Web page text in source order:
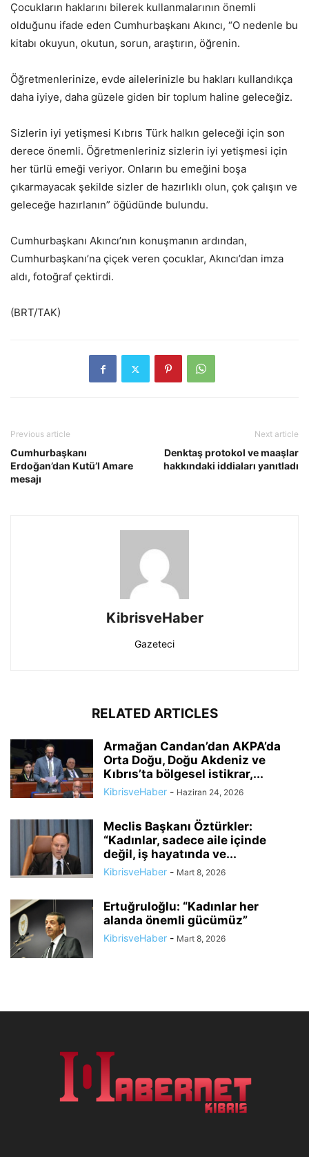
Çocukların haklarını bilerek kullanmalarının önemli
olduğunu ifade eden Cumhurbaşkanı Akıncı, “O nedenle bu
kitabı okuyun, okutun, sorun, araştırın, öğrenin.
Öğretmenlerinize, evde ailelerinizle bu hakları kullandıkça
daha iyiye, daha güzele giden bir toplum haline geleceğiz.
Sizlerin iyi yetişmesi Kıbrıs Türk halkın geleceği için son
derece önemli. Öğretmenleriniz sizlerin iyi yetişmesi için
her türlü emeği veriyor. Onların bu emeğini boşa
çıkarmayacak şekilde sizler de hazırlıklı olun, çok çalışın ve
geleceğe hazırlanın” öğüdünde bulundu.
Cumhurbaşkanı Akıncı’nın konuşmanın ardından,
Cumhurbaşkanı’na çiçek veren çocuklar, Akıncı’dan imza
aldı, fotoğraf çektirdi.
(BRT/TAK)
Previous article
Cumhurbaşkanı
Erdoğan’dan Kutü’l Amare
mesajı
Next article
Denktaş protokol ve maaşlar
hakkındaki iddiaları yanıtladı
KibrisveHaber
Gazeteci
RELATED ARTICLES
Armağan Candan’dan AKPA’da
Orta Doğu, Doğu Akdeniz ve
Kıbrıs’ta bölgesel istikrar,...
KibrisveHaber - Haziran 24, 2026
Meclis Başkanı Öztürkler:
“Kadınlar, sadece aile içinde
değil, iş hayatında ve...
KibrisveHaber - Mart 8, 2026
Ertuğruloğlu: “Kadınlar her
alanda önemli gücümüz”
KibrisveHaber - Mart 8, 2026